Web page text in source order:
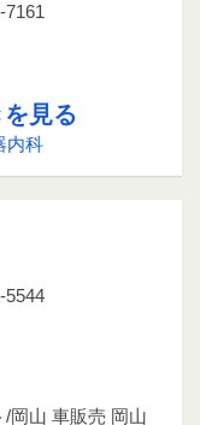
7161
見る
内科
5544
岡山 車販売 岡山